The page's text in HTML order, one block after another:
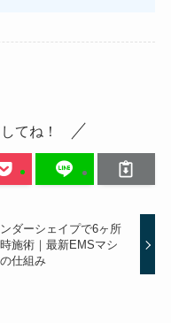
てね！
ダーシェイプで6ヶ所
施術｜最新EMSマシ
仕組み